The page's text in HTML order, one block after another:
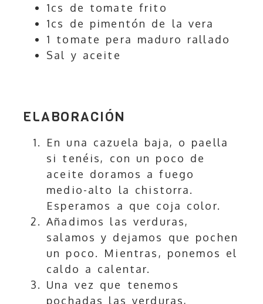
1cs de tomate frito
1cs de pimentón de la vera
1 tomate pera maduro rallado
Sal y aceite
ELABORACIÓN
En una cazuela baja, o paella
si tenéis, con un poco de
aceite doramos a fuego
medio-alto la chistorra.
Esperamos a que coja color.
Añadimos las verduras,
salamos y dejamos que pochen
un poco. Mientras, ponemos el
caldo a calentar.
Una vez que tenemos
pochadas las verduras,